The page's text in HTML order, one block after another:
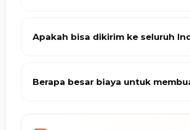
Apakah bisa dikirim ke seluruh
Berapa besar biaya untuk